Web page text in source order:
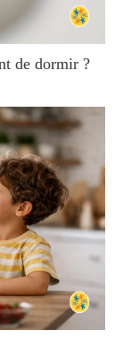
de dormir ?